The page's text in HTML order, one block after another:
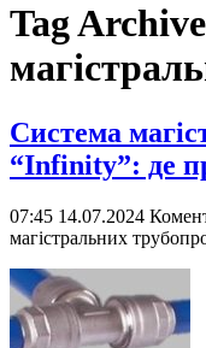
Tag
Система
“Infinity”: де
07:45 14.07.2024
магістральних